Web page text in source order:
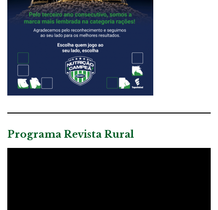
Programa Revista Rural